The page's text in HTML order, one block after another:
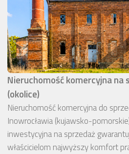
Nieruchomość komercyjna na
(okolice)
Nieruchomość komercyjna do
Inowrocławia (kujawsko-
inwestycyjna na sprzedaż
właścicielom najwyższy komfort